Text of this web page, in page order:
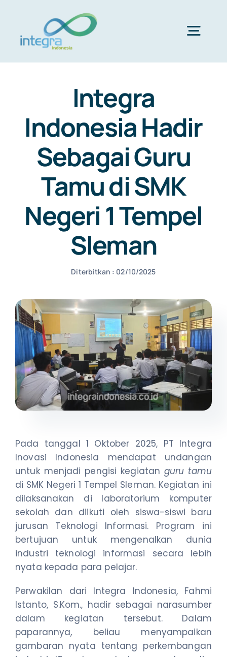
content
ABOUT US
PRODUCTS & SERVICES
PORTFOLIO
CLIENTS
CONTACT US
Integra
Indonesia Hadir
Sebagai Guru
Tamu di SMK
Negeri 1 Tempel
Sleman
Diterbitkan : 02/10/2025
Pada tanggal 1 Oktober 2025, PT Integra
Inovasi Indonesia mendapat undangan
untuk menjadi pengisi kegiatanguru tamu
di SMK Negeri 1 Tempel Sleman. Kegiatan ini
dilaksanakan di laboratorium komputer
sekolah dan diikuti oleh siswa-siswi baru
jurusan Teknologi Informasi. Program ini
bertujuan untuk mengenalkan dunia
industri teknologi informasi secara lebih
nyata kepada para pelajar.
Perwakilan dari Integra Indonesia, Fahmi
Istanto, S.Kom., hadir sebagai narasumber
dalam kegiatan tersebut. Dalam
paparannya, beliau menyampaikan
gambaran nyata tentang perkembangan